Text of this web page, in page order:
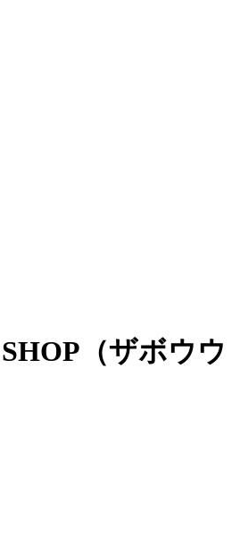
（ザボウウ